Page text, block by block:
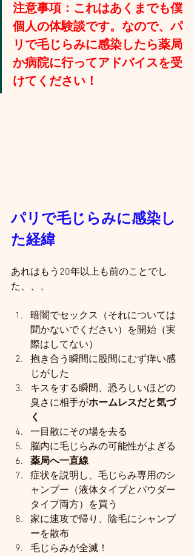
注意事項：これはあくまでも僕
個人の体験談です。なので、パ
リで毛じらみに感染したら薬局
か病院に行ってアドバイスを受
けてください！
パリで毛じらみに感染し
た経緯
あれはもう20年以上も前のことでし
た、、、
暗闇でセックス（それについては
聞かないでください）を開始（実
際はしてない）
抱き合う瞬間に股間にむず痒い感
じがした
キスをする瞬間、恐ろしいほどの
臭さに相手がホームレスだと気づ
く
一目散にその場を去る
脳内に毛じらみの可能性がよぎる
薬局へ一直線
症状を説明し、毛じらみ専用のシ
ャンプー（液体タイプとパウダー
タイプ両方）を買う
家に速攻で帰り、陰毛にシャンプ
ーを散布
毛じらみが全滅！